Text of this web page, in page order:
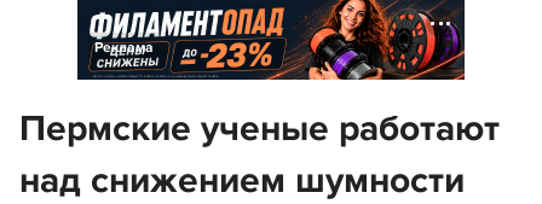
Реклама
Пермские ученые работают
над снижением шумности